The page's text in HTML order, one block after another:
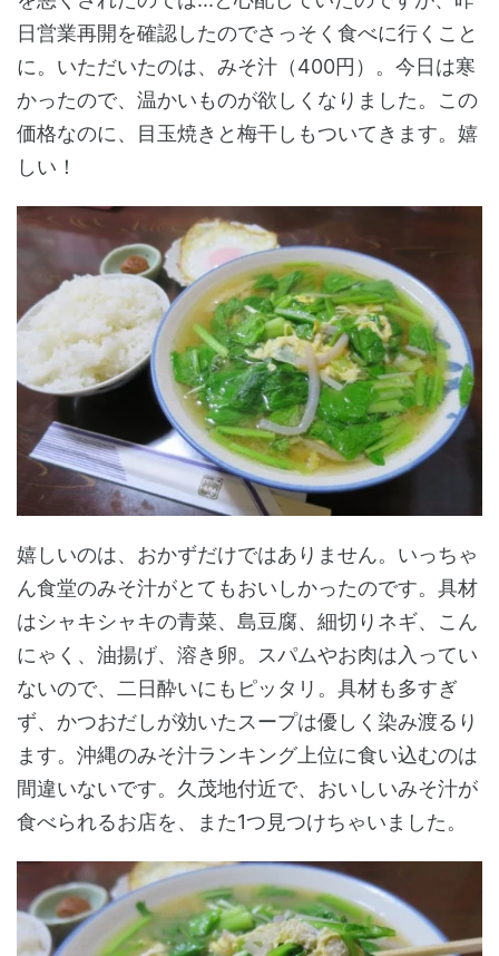
日営業再開を確認したのでさっそく食べに行くこと
に。いただいたのは、みそ汁（400円）。今日は寒
かったので、温かいものが欲しくなりました。この
価格なのに、目玉焼きと梅干しもついてきます。嬉
しい！
嬉しいのは、おかずだけではありません。いっちゃ
ん食堂のみそ汁がとてもおいしかったのです。具材
はシャキシャキの青菜、島豆腐、細切りネギ、こん
にゃく、油揚げ、溶き卵。スパムやお肉は入ってい
ないので、二日酔いにもピッタリ。具材も多すぎ
ず、かつおだしが効いたスープは優しく染み渡るり
ます。沖縄のみそ汁ランキング上位に食い込むのは
間違いないです。久茂地付近で、おいしいみそ汁が
食べられるお店を、また1つ見つけちゃいました。